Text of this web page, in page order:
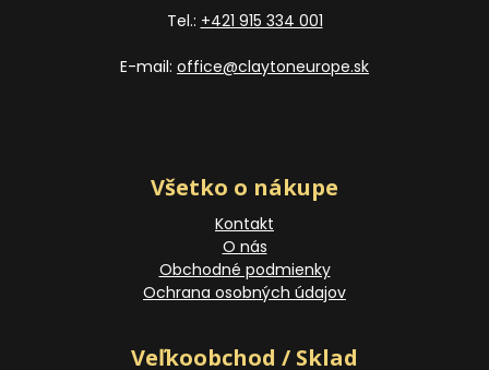
Tel.: +421 915 334 001
E-mail: office@claytoneurope.sk
Všetko o nákupe
Kontakt
O nás
Obchodné podmienky
Ochrana osobných údajov
Veľkoobchod / Sklad